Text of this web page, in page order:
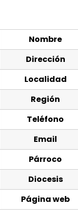
Nombre
Dirección
Localidad
Región
Teléfono
Email
Párroco
Diocesis
Página web